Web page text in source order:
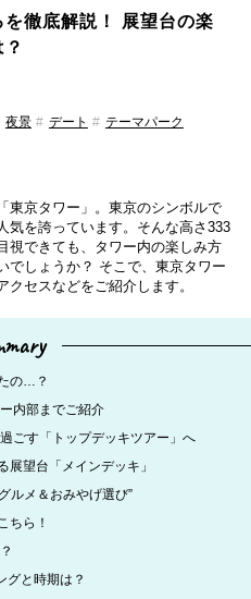
を徹底解説！ 展望台の楽
夜景 デート テーマパーク
東京タワー」。東京のシンボルで
気を誇っています。そんな高さ333
視できても、タワー内の楽しみ方
でしょうか？ そこで、東京タワー
セスなどをご紹介します。
の…？
内部までご紹介
ごす「トップデッキツアー」へ
展望台「メインデッキ」
ルメ＆おみやげ選び”
ちら！
グと時期は？